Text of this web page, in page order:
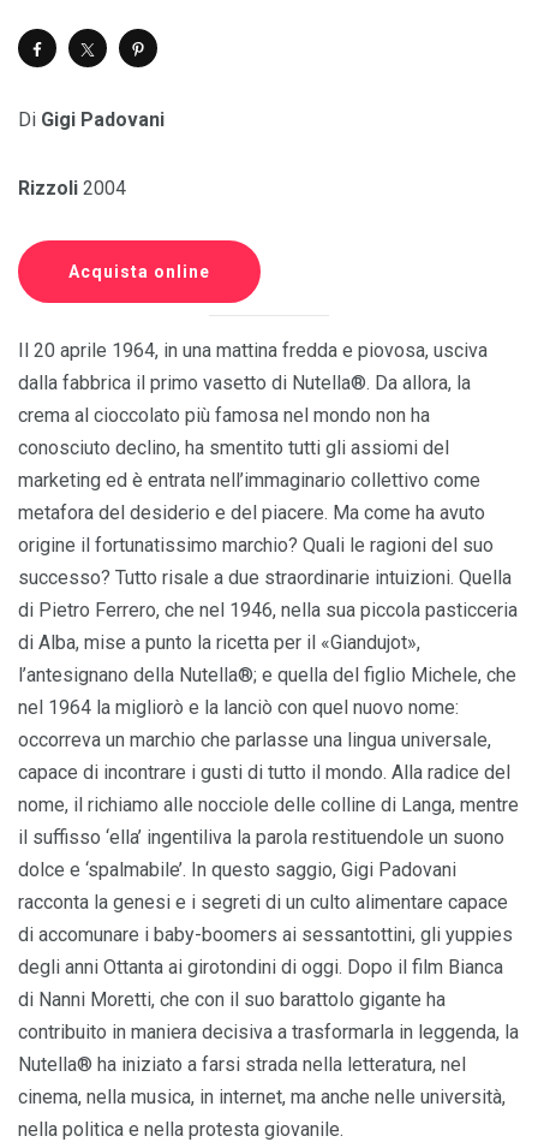
Di Gigi Padovani
Rizzoli 2004
Acquista online
Il 20 aprile 1964, in una mattina fredda e piovosa, usciva
dalla fabbrica il primo vasetto di Nutella®. Da allora, la
crema al cioccolato più famosa nel mondo non ha
conosciuto declino, ha smentito tutti gli assiomi del
marketing ed è entrata nell’immaginario collettivo come
metafora del desiderio e del piacere. Ma come ha avuto
origine il fortunatissimo marchio? Quali le ragioni del suo
successo? Tutto risale a due straordinarie intuizioni. Quella
di Pietro Ferrero, che nel 1946, nella sua piccola pasticceria
di Alba, mise a punto la ricetta per il «Giandujot»,
l’antesignano della Nutella®; e quella del figlio Michele, che
nel 1964 la migliorò e la lanciò con quel nuovo nome:
occorreva un marchio che parlasse una lingua universale,
capace di incontrare i gusti di tutto il mondo. Alla radice del
nome, il richiamo alle nocciole delle colline di Langa, mentre
il suffisso ‘ella’ ingentiliva la parola restituendole un suono
dolce e ‘spalmabile’. In questo saggio, Gigi Padovani
racconta la genesi e i segreti di un culto alimentare capace
di accomunare i baby-boomers ai sessantottini, gli yuppies
degli anni Ottanta ai girotondini di oggi. Dopo il film Bianca
di Nanni Moretti, che con il suo barattolo gigante ha
contribuito in maniera decisiva a trasformarla in leggenda, la
Nutella® ha iniziato a farsi strada nella letteratura, nel
cinema, nella musica, in internet, ma anche nelle università,
nella politica e nella protesta giovanile.